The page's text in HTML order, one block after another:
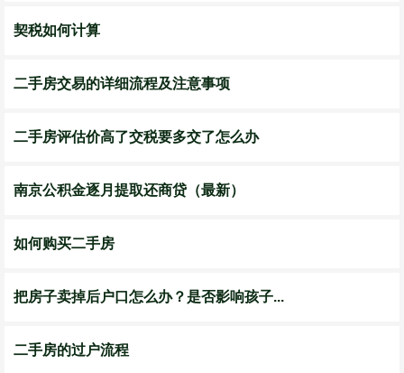
契税如何计算
二手房交易的详细流程及注意事项
二手房评估价高了交税要多交了怎么办
南京公积金逐月提取还商贷（最新）
如何购买二手房
把房子卖掉后户口怎么办？是否影响孩子...
二手房的过户流程